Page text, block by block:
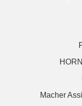
Macher